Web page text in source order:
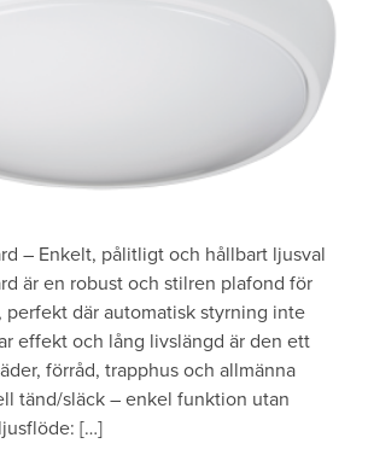
– Enkelt, pålitligt och hållbart ljusval
är en robust och stilren plafond för
perfekt där automatisk styrning inte
effekt och lång livslängd är den ett
förråd, trapphus och allmänna
tänd/släck – enkel funktion utan
[…]